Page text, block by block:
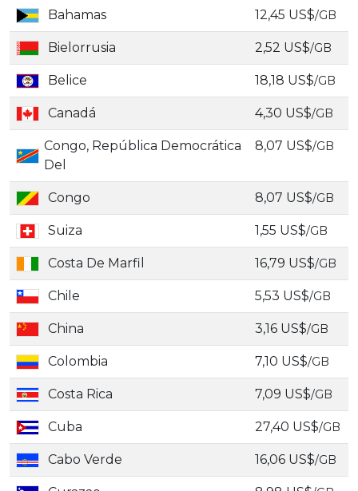
Bahamas 12,45 US$/GB
Bielorrusia 2,52 US$/GB
Belice 18,18 US$/GB
Canadá 4,30 US$/GB
Congo, República Democrática
Del
8,07 US$/GB
Congo 8,07 US$/GB
Suiza 1,55 US$/GB
Costa De Marfil 16,79 US$/GB
Chile 5,53 US$/GB
China 3,16 US$/GB
Colombia 7,10 US$/GB
Costa Rica 7,09 US$/GB
Cuba 27,40 US$/GB
Cabo Verde 16,06 US$/GB